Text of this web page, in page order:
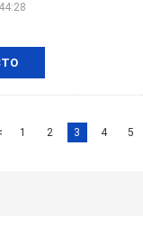
1 2 3 4 5